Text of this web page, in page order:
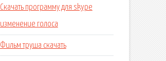
Скачать программу для skype
изменение голоса
Фильм труша скачать